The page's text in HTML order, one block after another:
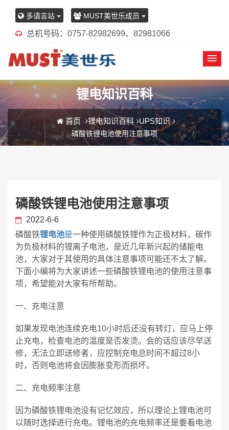
多语言站 MUST美世乐成员
总机号码：0757-82982699、82981066
锂电知识百科
首页 锂电知识百科 UPS知识
磷酸铁锂电池使用注意事项
磷酸铁锂电池使用注意事项
2022-6-6
磷酸铁锂电池是一种使用磷酸铁锂作为正极材料，碳作
为负极材料的锂离子电池，是近几年新兴起的储能电
池，大家对于其使用的具体注意事项可能还不太了解。
下面小编将为大家讲述一些磷酸铁锂电池的使用注意事
项，希望能对大家有所帮助。
一、充电注意
如果发现电池连续充电10小时后还没有转灯，应马上停
止充电，检查电池的温度是否发烫。会的话应该尽早送
修，无法立即送修者，应控制充电总时间不超过8小
时，否则电池将会因膨胀变形而损坏。
二、充电频率注意
因为磷酸铁锂电池没有记忆效应，所以理论上锂电池可
以随时选择进行充电。锂电池的充电频率还是要看电池